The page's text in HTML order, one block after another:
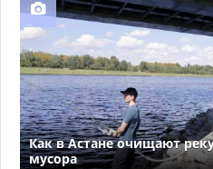
Как в Астане очищают
мусора